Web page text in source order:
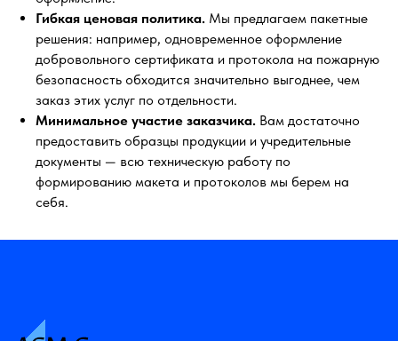
Гибкая ценовая политика. Мы предлагаем пакетные
решения: например, одновременное оформление
добровольного сертификата и протокола на пожарную
безопасность обходится значительно выгоднее, чем
заказ этих услуг по отдельности.
Минимальное участие заказчика. Вам достаточно
предоставить образцы продукции и учредительные
документы — всю техническую работу по
формированию макета и протоколов мы берем на
себя.